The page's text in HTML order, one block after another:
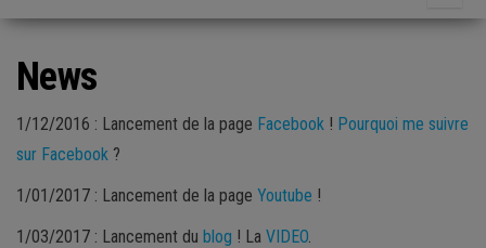
News
1/12/2016 : Lancement de la page Facebook ! Pourquoi me suivre
sur Facebook ?
1/01/2017 : Lancement de la page Youtube !
1/03/2017 : Lancement du blog ! La VIDEO.